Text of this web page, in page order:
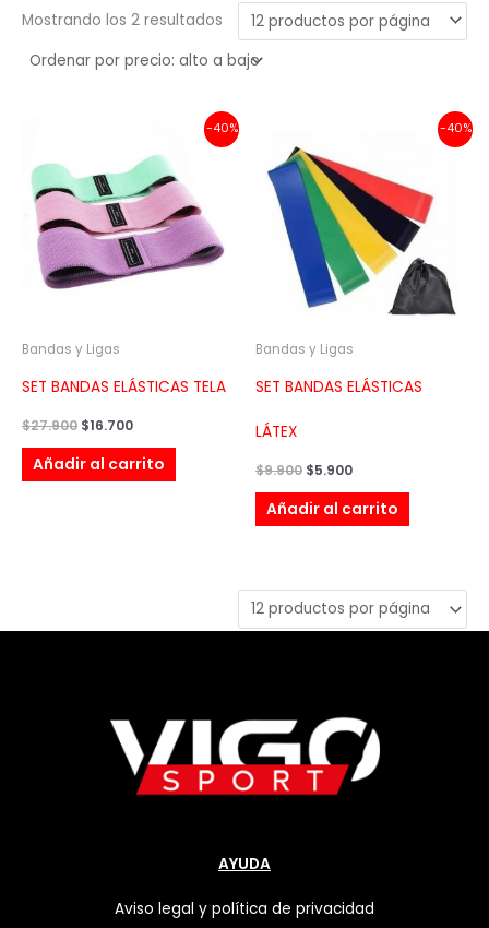
Mostrando los 2 resultados
-40%
Bandas y Ligas
SET BANDAS ELÁSTICAS TELA
$27.900
era:
$27.900.
$16.700
actual
$16.700.
Añadir al carrito
-40%
Bandas y Ligas
SET BANDAS ELÁSTICAS
LÁTEX
$9.900
original
era:
$9.900.
$5.900
es:
$5.900.
Añadir al carrito
AYUDA
Aviso legal y política de privacidad